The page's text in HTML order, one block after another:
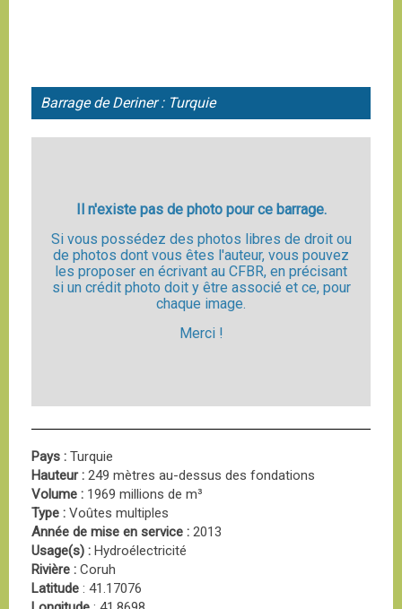
Barrage de Deriner : Turquie
Il n'existe pas de photo pour ce barrage.
Si vous possédez des photos libres de droit ou
de photos dont vous êtes l'auteur, vous pouvez
les proposer en écrivant au CFBR, en précisant
si un crédit photo doit y être associé et ce, pour
chaque image.
Merci !
Pays : Turquie
Hauteur : 249 mètres au-dessus des fondations
Volume : 1969 millions de m³
Type : Voûtes multiples
Année de mise en service : 2013
Usage(s) : Hydroélectricité
Rivière : Coruh
Latitude : 41.17076